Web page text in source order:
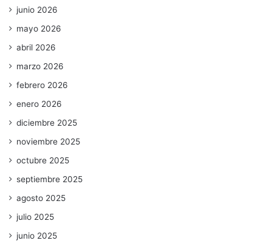
junio 2026
mayo 2026
abril 2026
marzo 2026
febrero 2026
enero 2026
diciembre 2025
noviembre 2025
octubre 2025
septiembre 2025
agosto 2025
julio 2025
junio 2025